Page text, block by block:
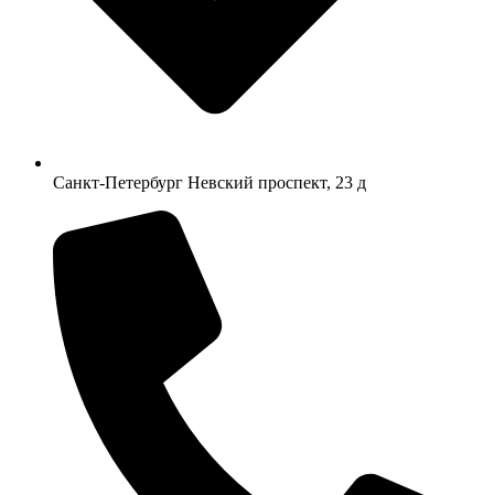
Санкт-Петербург Невский проспект, 23 д